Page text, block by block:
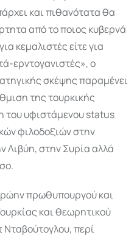
και πιθανότατα θα
από το ποιος κυβερνά
κεμαλιστές είτε για
ερντογανιστές», ο
σκέψης παραμένει
της τουρκικής
υφιστάμενου status
φιλοδοξιών στην
Λιβύη, στην Συρία αλλά
πρωθυπουργού και
και θεωρητικού
περί